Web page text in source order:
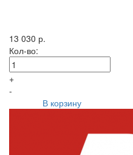
13 030 р.
Кол-во:
+
-
В корзину